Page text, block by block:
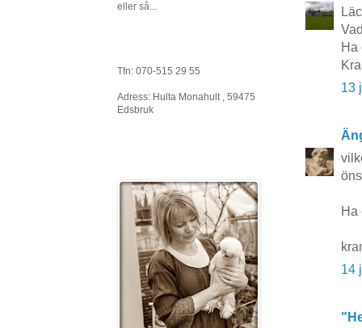
Ha
13
Ha
14
eller så...
Tfn: 070-515 29 55
Adress: Hulta Monahult , 59475
Edsbruk